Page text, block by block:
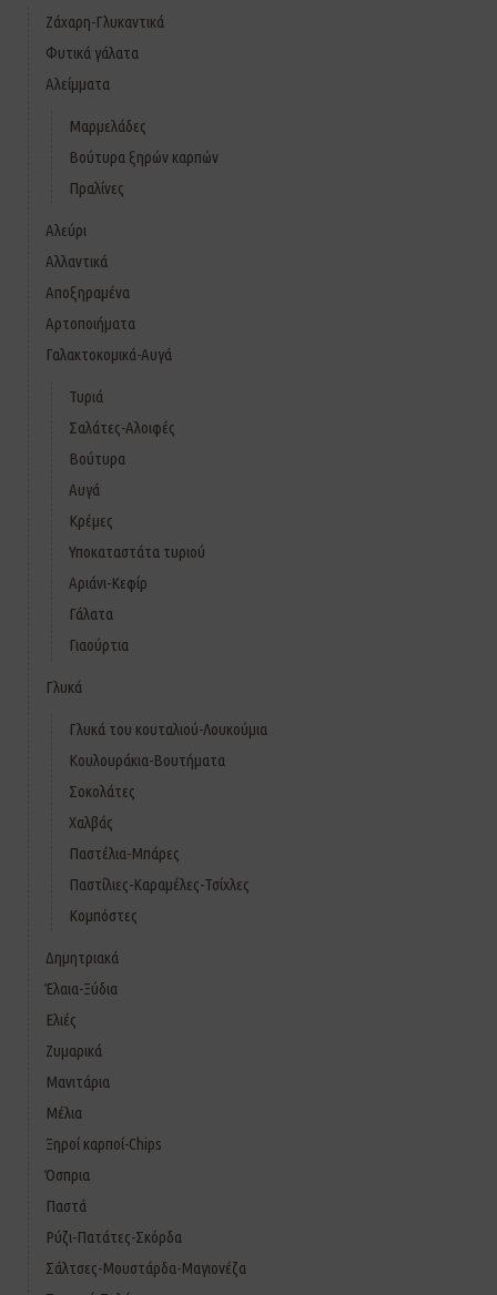
Ζάχαρη-Γλυκαντικά
Φυτικά γάλατα
Αλείμματα
Μαρμελάδες
Βούτυρα ξηρών καρπών
Πραλίνες
Αλεύρι
Αλλαντικά
Αποξηραμένα
Αρτοποιήματα
Γαλακτοκομικά-Αυγά
Τυριά
Σαλάτες-Αλοιφές
Βούτυρα
Αυγά
Κρέμες
Υποκαταστάτα τυριού
Αριάνι-Κεφίρ
Γάλατα
Γιαούρτια
Γλυκά
Γλυκά του κουταλιού-Λουκούμια
Κουλουράκια-Βουτήματα
Σοκολάτες
Χαλβάς
Παστέλια-Μπάρες
Παστίλιες-Καραμέλες-Τσίχλες
Κομπόστες
Δημητριακά
Έλαια-Ξύδια
Ελιές
Ζυμαρικά
Μανιτάρια
Μέλια
Ξηροί καρποί-Chips
Όσπρια
Παστά
Ρύζι-Πατάτες-Σκόρδα
Σάλτσες-Μουστάρδα-Μαγιονέζα